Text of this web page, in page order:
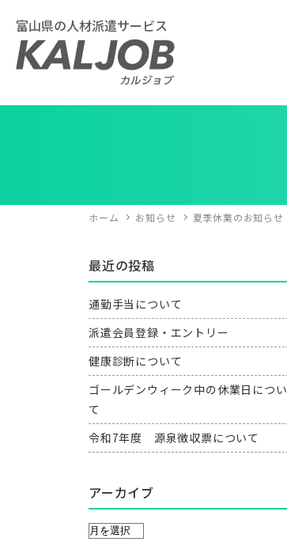
富山県の人材派遣サービス
ホーム お知らせ 夏季休業のお知らせ
最近の投稿
通勤手当について
派遣会員登録・エントリー
健康診断について
ゴールデンウィーク中の休業日につい
て
令和7年度 源泉徴収票について
アーカイブ